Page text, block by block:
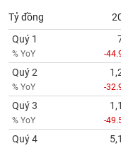
Tỷ đồng
Quý 1
% YoY -
Quý 2
% YoY -
Quý 3
% YoY -
Quý 4